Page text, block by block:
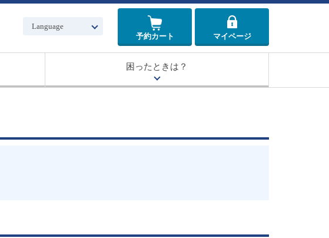
Language
予約カート
マイページ
困ったときは？